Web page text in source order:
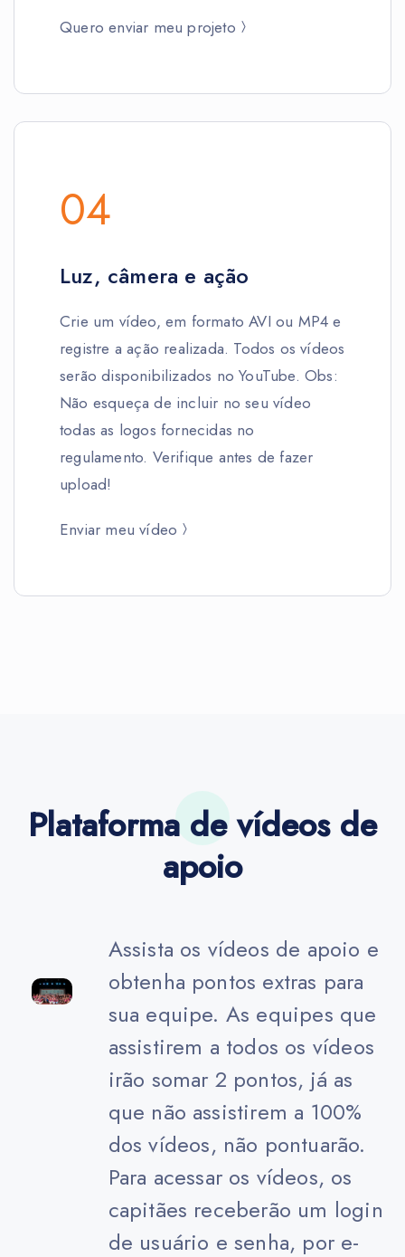
Quero enviar meu projeto
04
Luz, câmera e ação
Crie um vídeo, em formato AVI ou MP4 e
registre a ação realizada. Todos os vídeos
serão disponibilizados no YouTube. Obs:
Não esqueça de incluir no seu vídeo
todas as logos fornecidas no
regulamento. Verifique antes de fazer
upload!
Enviar meu vídeo
Plataforma de vídeos de
apoio
Assista os vídeos de apoio e
obtenha pontos extras para
sua equipe. As equipes que
assistirem a todos os vídeos
irão somar 2 pontos, já as
que não assistirem a 100%
dos vídeos, não pontuarão.
Para acessar os vídeos, os
capitães receberão um login
de usuário e senha, por e-